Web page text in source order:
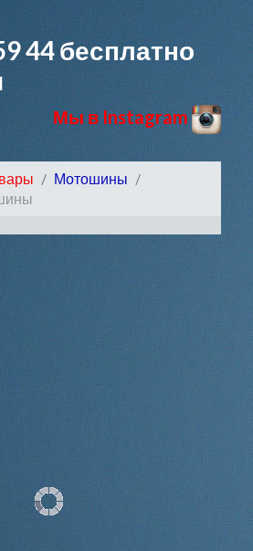
44бесплатно
Мы в Instagram
Мотошины